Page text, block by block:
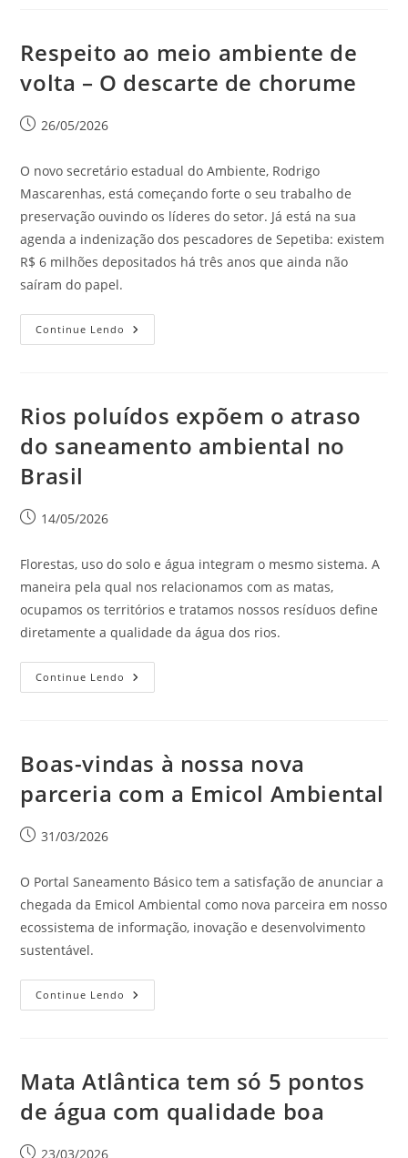
Respeito ao meio ambiente de
volta – O descarte de chorume
26/05/2026
O novo secretário estadual do Ambiente, Rodrigo
Mascarenhas, está começando forte o seu trabalho de
preservação ouvindo os líderes do setor. Já está na sua
agenda a indenização dos pescadores de Sepetiba: existem
R$ 6 milhões depositados há três anos que ainda não
saíram do papel.
Continue Lendo
Rios poluídos expõem o atraso
do saneamento ambiental no
Brasil
14/05/2026
Florestas, uso do solo e água integram o mesmo sistema. A
maneira pela qual nos relacionamos com as matas,
ocupamos os territórios e tratamos nossos resíduos define
diretamente a qualidade da água dos rios.
Continue Lendo
Boas-vindas à nossa nova
parceria com a Emicol Ambiental
31/03/2026
O Portal Saneamento Básico tem a satisfação de anunciar a
chegada da Emicol Ambiental como nova parceira em nosso
ecossistema de informação, inovação e desenvolvimento
sustentável.
Continue Lendo
Mata Atlântica tem só 5 pontos
de água com qualidade boa
23/03/2026